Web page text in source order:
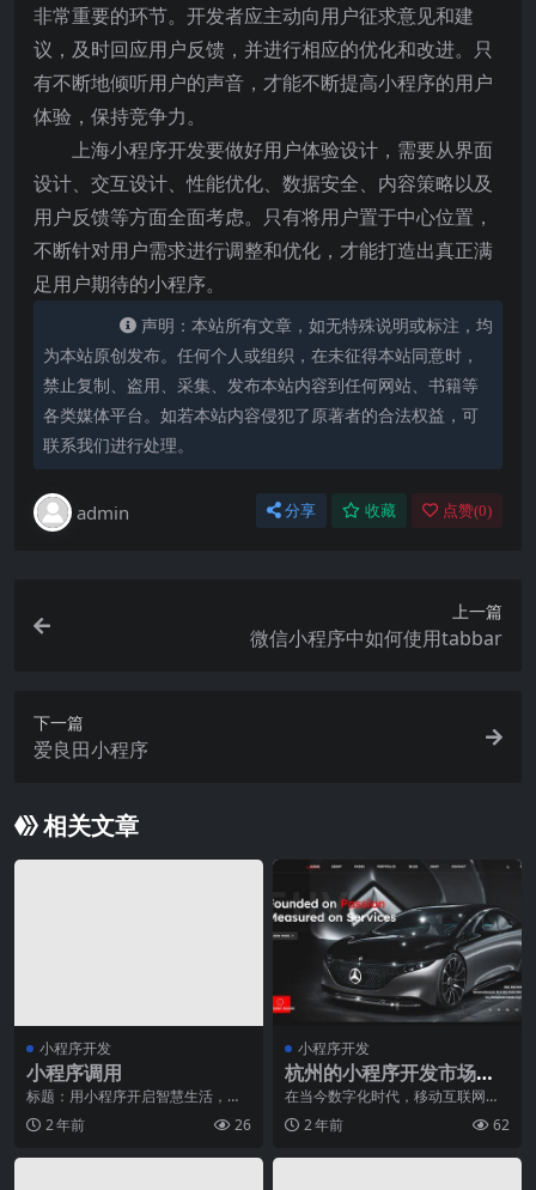
非常重要的环节。开发者应主动向用户征求意见和建
议，及时回应用户反馈，并进行相应的优化和改进。只
有不断地倾听用户的声音，才能不断提高小程序的用户
体验，保持竞争力。
上海小程序开发要做好用户体验设计，需要从界面
设计、交互设计、性能优化、数据安全、内容策略以及
用户反馈等方面全面考虑。只有将用户置于中心位置，
不断针对用户需求进行调整和优化，才能打造出真正满
足用户期待的小程序。
声明：本站所有文章，如无特殊说明或标注，均
为本站原创发布。任何个人或组织，在未征得本站同意时，
禁止复制、盗用、采集、发布本站内容到任何网站、书籍等
各类媒体平台。如若本站内容侵犯了原著者的合法权益，可
联系我们进行处理。
admin 分享 收藏 点赞(0)
上一篇
微信小程序中如何使用tabbar
下一篇
爱良田小程序
相关文章
小程序开发
小程序调用
标题：用小程序开启智慧生活，打
造品质体验新时代随着科技的飞速
发展，人们对于生活品
2 年前 26
小程序开发
杭州的小程序开发市场概
览
在当今数字化时代，移动互联网的
快速发展为小程序开发市场带来了
巨大的机遇。作为一种
2 年前 62